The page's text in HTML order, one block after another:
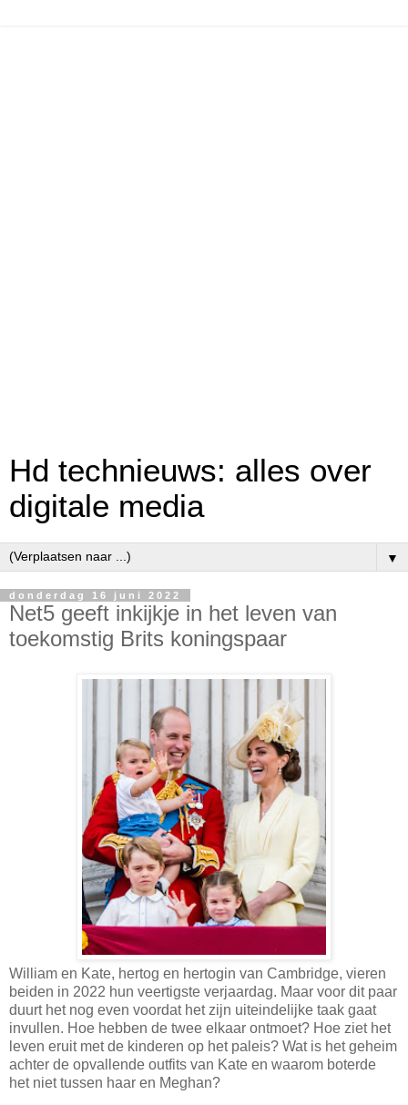
Hd technieuws: alles over
digitale media
▼
donderdag 16 juni 2022
Net5 geeft inkijkje in het leven van
toekomstig Brits koningspaar
William en Kate, hertog en hertogin van Cambridge, vieren
beiden in 2022 hun veertigste verjaardag. Maar voor dit paar
duurt het nog even voordat het zijn uiteindelijke taak gaat
invullen. Hoe hebben de twee elkaar ontmoet? Hoe ziet het
leven eruit met de kinderen op het paleis? Wat is het geheim
achter de opvallende outfits van Kate en waarom boterde
het niet tussen haar en Meghan?